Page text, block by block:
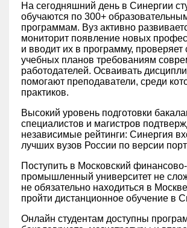
На сегодняшний день в ‎Синергии
обучаются по 300+
программам. Вуз активно
мониторит появление новых
и вводит их в программу, проверяет
учебных планов требованиям
работодателей. Осваивать
помогают преподаватели, среди
практиков.
Высокий уровень подготовки
специалистов и магистров
независимые рейтинги: ‎Синергия
лучших вузов России по версии
Поступить в Московский финансово-
промышленный университет не
не обязательно находиться в
пройти дистанционное обучение в
Онлайн студентам доступны